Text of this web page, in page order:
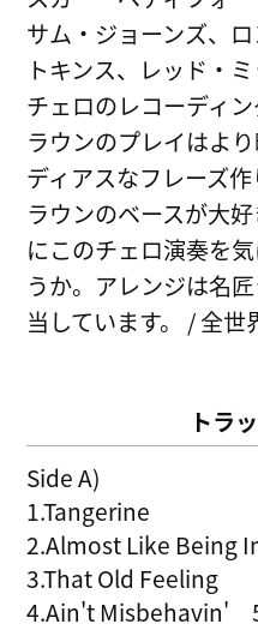
サム・ジョーンズ、
トキンス、レッド・
チェロのレコーディ
ラウンのプレイはよ
ディアスなフレーズ
ラウンのベースが大
にこのチェロ演奏を
うか。アレンジは名
当しています。 / 全
トラ
Side A)
1.Tangerine
2.Almost Like Being
3.That Old Feeling
4.Ain't Misbehavin'